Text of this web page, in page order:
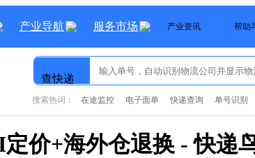
产业导航 服务市场 产业资讯 帮助
查快递
搜索热词： 在途监控 电子面单 快递查询 单号识别
价+海外仓退换 - 快递